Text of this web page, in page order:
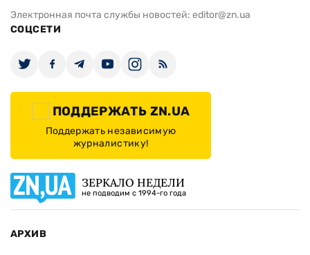
Электронная почта службы новостей: editor@zn.ua
СОЦСЕТИ
ПОДДЕРЖАТЬ ZN.UA
Поддержать независимую
журналистику!
ЗЕРКАЛО НЕДЕЛИ
не подводим с 1994-го года
АРХИВ